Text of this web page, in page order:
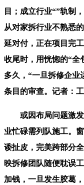
目；成立行业“”轨制
从对家拆行业不熟悉
延对付，正在项目完
收尾时，用恍惚的“全
多久，“一旦拆修企业
条目的审查。记者：
或因布局问题激发
业忙碌需列队施工。
诿扯皮，完美跨部分
映拆修团队随便耽误
加钱，一旦发生胶葛